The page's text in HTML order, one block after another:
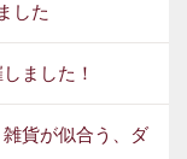
した
ました！
雑貨が似合う、ダ